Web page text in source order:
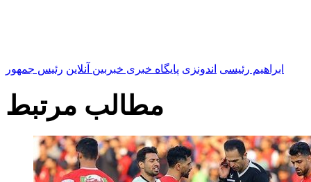
ابراهیم رئیسی اندونزی پایگاه خبری خبربین آنلاین رئیس جمهور
مطالب مرتبط